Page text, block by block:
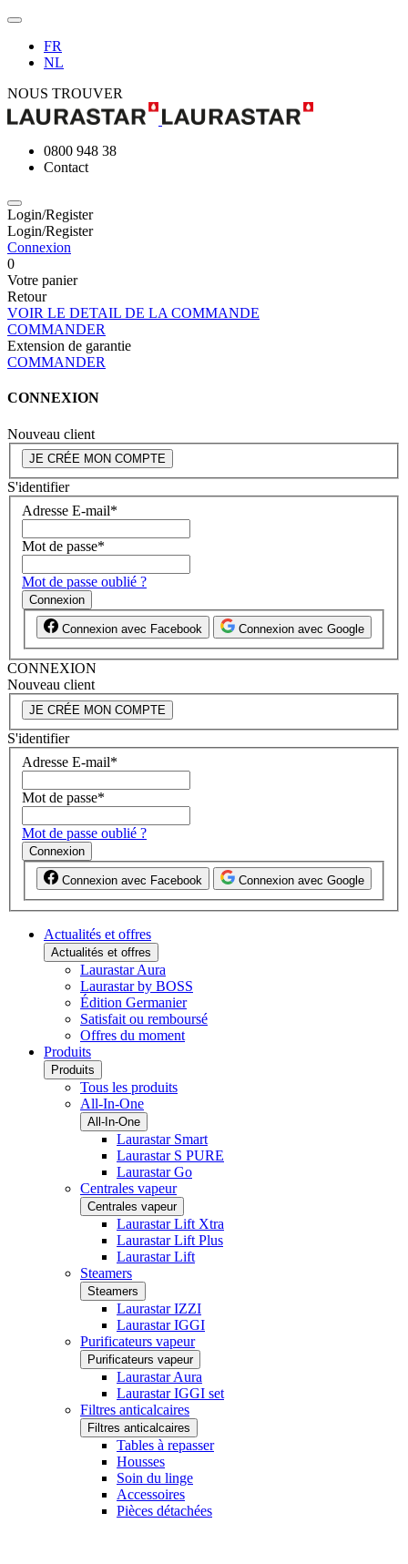
FR
NL
NOUS TROUVER
0800 948 38
Contact
Login/Register
Login/Register
Connexion
0
Votre panier
Retour
VOIR LE DETAIL DE LA COMMANDE
COMMANDER
Extension de garantie
COMMANDER
CONNEXION
Nouveau client
JE CRÉE MON COMPTE
S'identifier
Adresse E-mail*
Mot de passe*
Mot de passe oublié ?
Connexion
Connexion avec Facebook Connexion avec Google
CONNEXION
Nouveau client
JE CRÉE MON COMPTE
S'identifier
Adresse E-mail*
Mot de passe*
Mot de passe oublié ?
Connexion
Connexion avec Facebook Connexion avec Google
Actualités et offres
Actualités et offres
Laurastar Aura
Laurastar by BOSS
Édition Germanier
Satisfait ou remboursé
Offres du moment
Produits
Produits
Tous les produits
All-In-One
All-In-One
Laurastar Smart
Laurastar S PURE
Laurastar Go
Centrales vapeur
Centrales vapeur
Laurastar Lift Xtra
Laurastar Lift Plus
Laurastar Lift
Steamers
Steamers
Laurastar IZZI
Laurastar IGGI
Purificateurs vapeur
Purificateurs vapeur
Laurastar Aura
Laurastar IGGI set
Filtres anticalcaires
Filtres anticalcaires
Tables à repasser
Housses
Soin du linge
Accessoires
Pièces détachées